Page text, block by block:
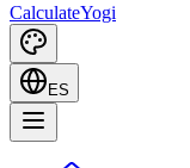
CalculateYogi
ES